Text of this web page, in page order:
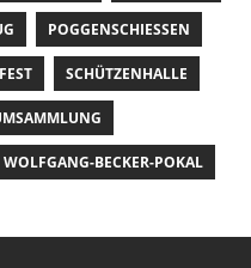
POGGENSCHIESSEN
SCHÜTZENHALLE
WOLFGANG-BECKER-POKAL